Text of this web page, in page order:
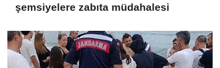
şemsiyelere zabıta müdahalesi